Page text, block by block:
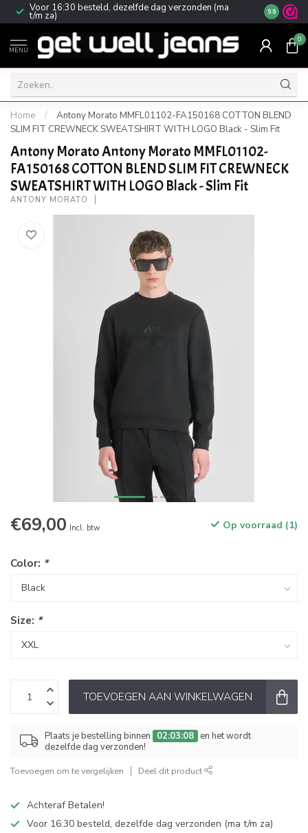
Voor 16:30 besteld, dezelfde dag verzonden (ma
t/m za) Gratis
9.6
MENU
0
Home /
Antony Morato MMFL01102-FA150168 COTTON BLEND
SLIM FIT CREWNECK SWEATSHIRT WITH LOGO Black - Slim Fit
Antony Morato Antony Morato MMFL01102-
FA150168 COTTON BLEND SLIM FIT CREWNECK
SWEATSHIRT WITH LOGO Black - Slim Fit
ANTONY MORATO
€69,00 Incl. btw Op voorraad (1)
Color: *
Size: *
TOEVOEGEN AAN WINKELWAGEN
Plaats je bestelling binnen 02:03:08 en het wordt
dezelfde dag verzonden!
Toevoegen om te vergelijken Deel dit product
Achteraf Betalen!
Voor 16:30 besteld, dezelfde dag verzonden (ma t/m za)